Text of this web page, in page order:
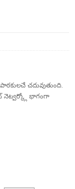
చదువుతుంది.
నెట్వర్క్లో భాగంగా